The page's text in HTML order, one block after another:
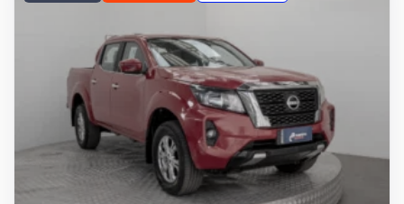
RESERVADO OPORTUNIDAD